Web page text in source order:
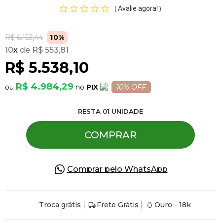
( Avalie agora! )
R$ 6.153,44 10%
R$ 5.538,10
10x R$ 553,81
R$ 4.984,29 PIX 10% OFF
RESTA 01 UNIDADE
COMPRAR
Comprar pelo WhatsApp
Troca grátis Frete Grátis Ouro - 18k
Pulseiras
Piercing
Pedras Preciosas
Presente
OFERTAS